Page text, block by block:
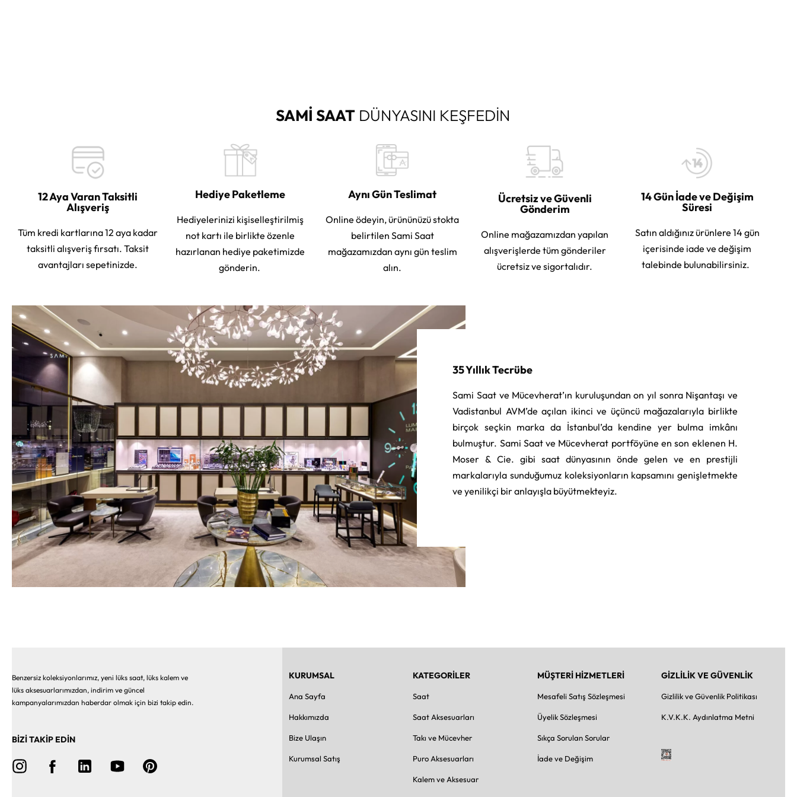
SAMİ SAATDÜNYASINI KEŞFEDİN
12 Aya Varan Taksitli
Alışveriş
Tüm kredi kartlarına 12 aya kadar
taksitli alışveriş fırsatı. Taksit
avantajları sepetinizde.
Hediye Paketleme
Hediyelerinizi kişiselleştirilmiş
not kartı ile birlikte özenle
hazırlanan hediye paketimizde
gönderin.
Aynı Gün Teslimat
Online ödeyin, ürününüzü stokta
belirtilen Sami Saat
mağazamızdan aynı gün teslim
alın.
Ücretsiz ve Güvenli
Gönderim
Online mağazamızdan yapılan
alışverişlerde tüm gönderiler
ücretsiz ve sigortalıdır.
14 Gün İade ve Değişim
Süresi
Satın aldığınız ürünlere 14 gün
içerisinde iade ve değişim
talebinde bulunabilirsiniz.
35 Yıllık Tecrübe
Sami Saat ve Mücevherat’ın kuruluşundan on yıl sonra Nişantaşı ve
Vadistanbul AVM’de açılan ikinci ve üçüncü mağazalarıyla birlikte
birçok seçkin marka da İstanbul’da kendine yer bulma imkânı
bulmuştur. Sami Saat ve Mücevherat portföyüne en son eklenen H.
Moser & Cie. gibi saat dünyasının önde gelen ve en prestijli
markalarıyla sunduğumuz koleksiyonların kapsamını genişletmekte
ve yenilikçi bir anlayışla büyütmekteyiz.
Benzersiz koleksiyonlarımız, yeni lüks saat, lüks kalem ve
lüks aksesuarlarımızdan, indirim ve güncel
kampanyalarımızdan haberdar olmak için bizi takip edin.
BİZİ TAKİP EDİN
KURUMSAL
Ana Sayfa
Hakkımızda
Bize Ulaşın
Kurumsal Satış
KATEGORİLER
Saat
Saat Aksesuarları
Takı ve Mücevher
Puro Aksesuarları
Kalem ve Aksesuar
MÜŞTERİ HİZMETLERİ
Mesafeli Satış Sözleşmesi
Üyelik Sözleşmesi
Sıkça Sorulan Sorular
İade ve Değişim
GİZLİLİK VE GÜVENLİK
Gizlilik ve Güvenlik Politikası
K.V.K.K. Aydınlatma Metni